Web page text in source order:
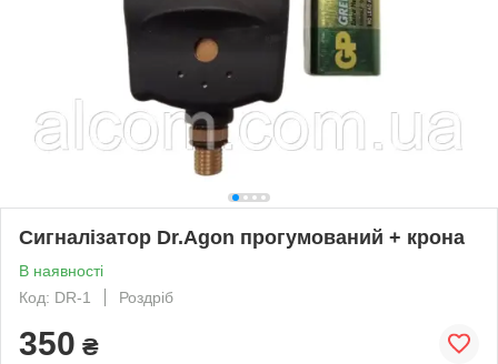
Сигналізатор Dr.Agon прогумований + крона
В наявності
Код: DR-1
Роздріб
350 ₴